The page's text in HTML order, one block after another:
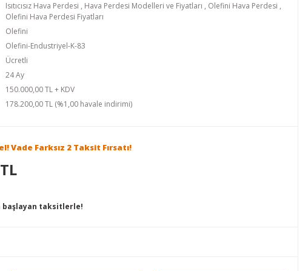
Isıtıcısız Hava Perdesi , Hava Perdesi Modelleri ve Fiyatları , Olefini Hava Perdesi ,
Olefini Hava Perdesi Fiyatları
Olefini
Olefini-Endustriyel-K-83
Ücretli
24 Ay
150.000,00 TL + KDV
178.200,00 TL (%1,00 havale indirimi)
Vade Farksız 2 Taksit Fırsatı!
başlayan taksitlerle!